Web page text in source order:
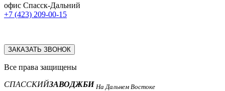
офис Спасск-Дальний
+7 (423) 209-00-15
ЗАКАЗАТЬ ЗВОНОК
Все права защищены
СПАССКИЙЗАВОДЖБИ На Дальнем Востоке